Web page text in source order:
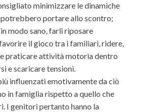
minimizzare le dinamiche
potrebbero portare allo scontro;
modo sano, farli riposare
il gioco tra i familiari, ridere,
praticare attività motoria dentro
e scaricare tensioni.
influenzati emotivamente da ciò
in famiglia rispetto a quello che
I genitori pertanto hanno la